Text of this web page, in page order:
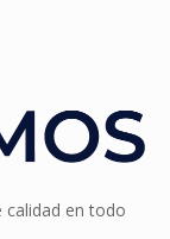
en todo